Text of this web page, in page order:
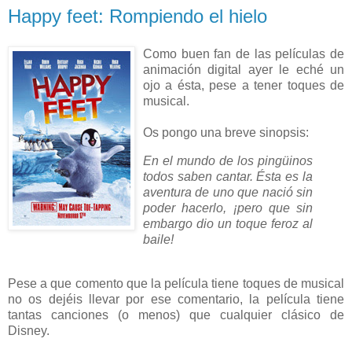
Happy feet: Rompiendo el hielo
Como buen fan de las películas de
animación digital ayer le eché un
ojo a ésta, pese a tener toques de
musical.
Os pongo una breve sinopsis:
En el mundo de los pingüinos
todos saben cantar. Ésta es la
aventura de uno que nació sin
poder hacerlo, ¡pero que sin
embargo dio un toque feroz al
baile!
Pese a que comento que la película tiene toques de musical
no os dejéis llevar por ese comentario, la película tiene
tantas canciones (o menos) que cualquier clásico de
Disney.